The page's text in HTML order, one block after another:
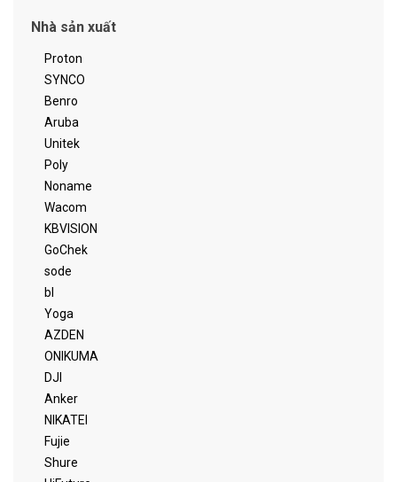
Nhà sản xuất
Proton
SYNCO
Benro
Aruba
Unitek
Poly
Noname
Wacom
KBVISION
GoChek
sode
bl
Yoga
AZDEN
ONIKUMA
DJI
Anker
NIKATEI
Fujie
Shure